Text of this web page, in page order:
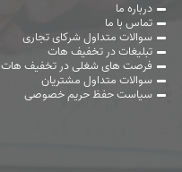
درباره ما
تماس با ما
سوالات متداول شرکای تجاری
تبلیغات در تخفیف هات
فرصت های شغلی در تخفیف هات
سوالات متداول مشتریان
سیاست حفظ حریم خصوصی